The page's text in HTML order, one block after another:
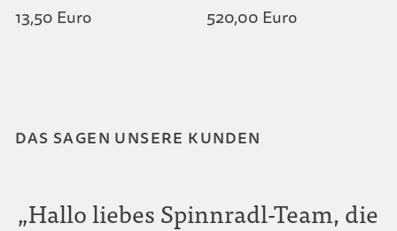
13,50 Euro 520,00 Euro
DAS SAGEN UNSERE KUNDEN
„Hallo liebes Spinnradl-Team, die